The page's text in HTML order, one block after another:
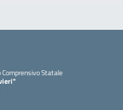
Statale